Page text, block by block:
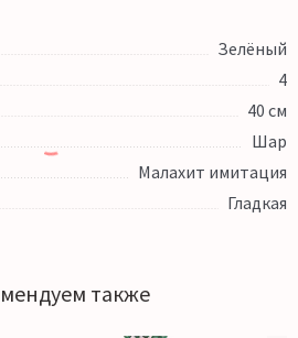
Зелёный
4
40 см
Шар
Малахит имитация
Гладкая
также